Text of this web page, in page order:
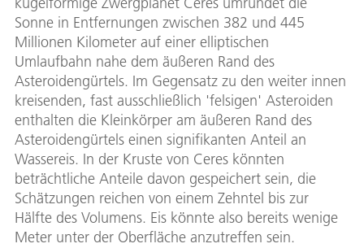
Sonne in Entfernungen zwischen 382 und 445
Millionen Kilometer auf einer elliptischen
Umlaufbahn nahe dem äußeren Rand des
Asteroidengürtels. Im Gegensatz zu den weiter innen
kreisenden, fast ausschließlich 'felsigen' Asteroiden
enthalten die Kleinkörper am äußeren Rand des
Asteroidengürtels einen signifikanten Anteil an
Wassereis. In der Kruste von Ceres könnten
beträchtliche Anteile davon gespeichert sein, die
Schätzungen reichen von einem Zehntel bis zur
Hälfte des Volumens. Eis könnte also bereits wenige
Meter unter der Oberfläche anzutreffen sein.